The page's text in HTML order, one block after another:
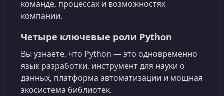
команде, процессах и возможностях
компании.
Четыре ключевые роли Python
Вы узнаете, что Python — это одновременно
язык разработки, инструмент для науки о
данных, платформа автоматизации и мощная
экосистема библиотек.